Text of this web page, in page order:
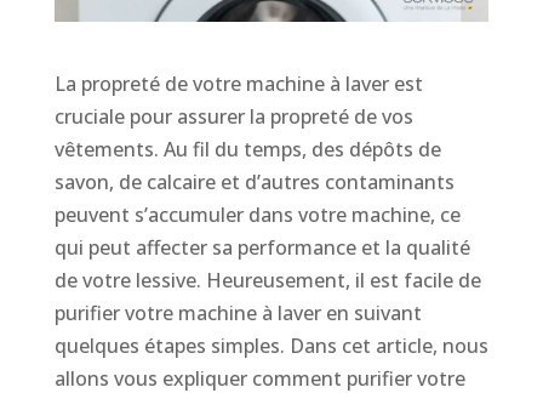
La propreté de votre machine à laver est
cruciale pour assurer la propreté de vos
vêtements. Au fil du temps, des dépôts de
savon, de calcaire et d’autres contaminants
peuvent s’accumuler dans votre machine, ce
qui peut affecter sa performance et la qualité
de votre lessive. Heureusement, il est facile de
purifier votre machine à laver en suivant
quelques étapes simples. Dans cet article, nous
allons vous expliquer comment purifier votre